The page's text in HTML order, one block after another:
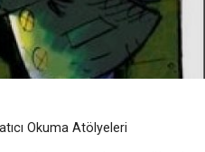
Okuma Atölyeleri